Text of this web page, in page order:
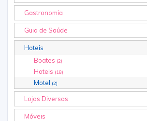
Gastronomia
Guia de Saúde
Hoteis
Boates (2)
Hoteis (18)
Motel (2)
Lojas Diversas
Móveis